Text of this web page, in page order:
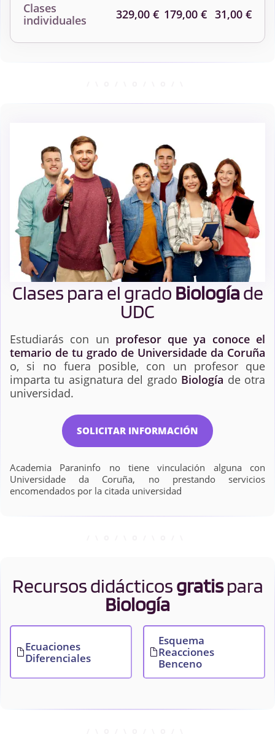
Clases
individuales
329,00 € 179,00 € 31,00 €
Clases para el grado Biologíade
UDC
Estudiarás con un profesor que ya conoce el
temario de tu grado de Universidade da Coruña
o, si no fuera posible, con un profesor que
imparta tu asignatura del grado Biología de otra
universidad.
SOLICITAR INFORMACIÓN
Academia Paraninfo no tiene vinculación alguna con
Universidade da Coruña, no prestando servicios
encomendados por la citada universidad
Recursos didácticosgratispara
Biología
Ecuaciones
Diferenciales
Esquema
Reacciones
Benceno